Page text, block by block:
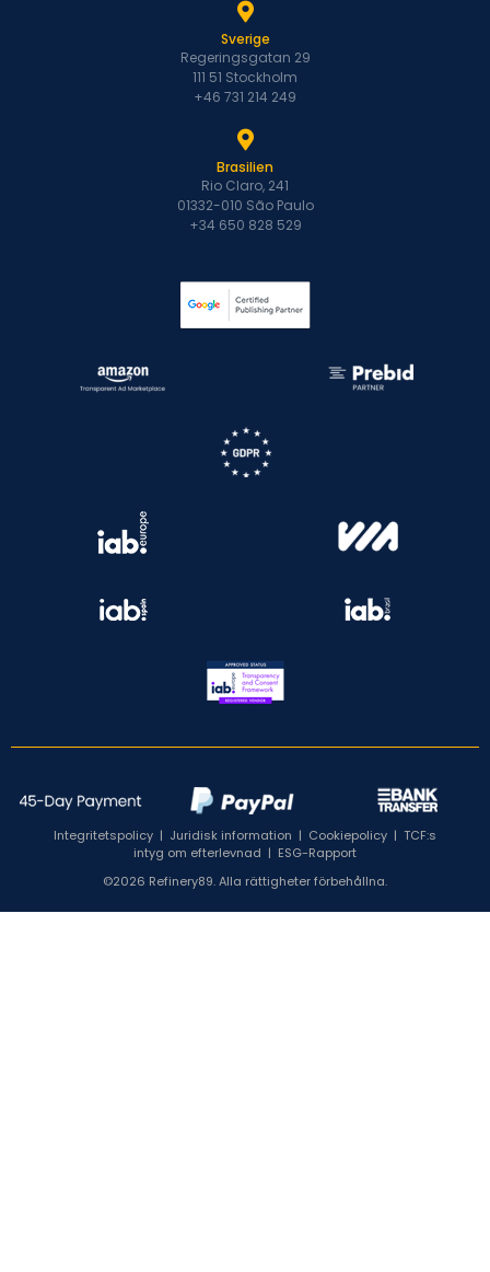
Sverige
Regeringsgatan 29
111 51 Stockholm
+46 731 214 249
Brasilien
Rio Claro, 241
01332-010 São Paulo
+34 650 828 529
Integritetspolicy | Juridisk information | Cookiepolicy | TCF:s
intyg om efterlevnad | ESG-Rapport
©2026 Refinery89. Alla rättigheter förbehållna.